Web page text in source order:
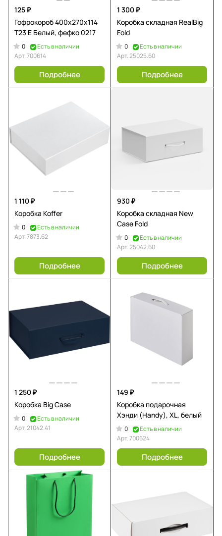
125 ₽
Гофрокороб 400х270х114
Т23 E Белый, фефко 0217
0
Есть в наличии
Арт.700614
Подробнее
1 300 ₽
Коробка складная RealBig
Fold
0
Есть в наличии
Арт.25025.60
Подробнее
1 110 ₽
Коробка Koffer
0
Есть в наличии
Арт.7873.62
Подробнее
930 ₽
Коробка складная New
Case Fold
0
Есть в наличии
Арт.25042.60
Подробнее
1 250 ₽
Коробка Big Case
0
Есть в наличии
Арт.21042.41
Подробнее
149 ₽
Коробка подарочная
Хэнди (Handy), XL, белый
0
Есть в наличии
Арт.700624
Подробнее